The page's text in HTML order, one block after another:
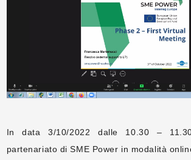
In data 3/10/2022 dalle 10.30 –
partenariato di SME Power in modalità